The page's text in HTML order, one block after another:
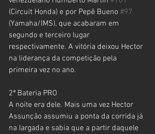
(Circuit Honda) e por Pepê Bueno #97
(Yamaha/IMS), que acabaram em
segundo e terceiro lugar
respectivamente. A vitória deixou Hector
na liderança da competição pela
primeira vez no ano.
2ª Bateria PRO
A noite era dele. Mais uma vez Hector
Assunção assumiu a ponta da corrida já
na largada e sabia que a partir daquele